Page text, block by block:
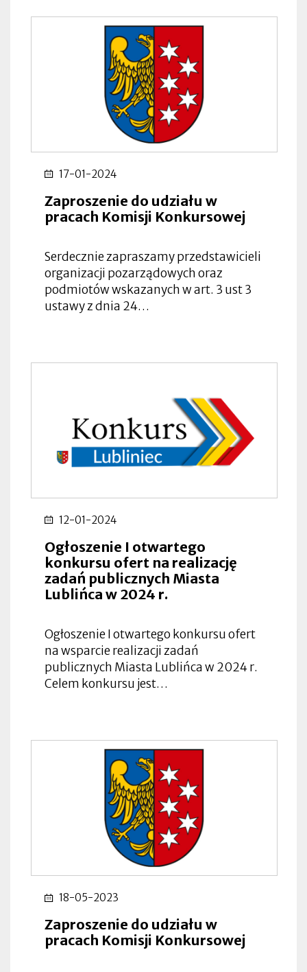
17-01-2024
Zaproszenie do udziału w
pracach Komisji Konkursowej
Serdecznie zapraszamy przedstawicieli
organizacji pozarządowych oraz
podmiotów wskazanych w art. 3 ust 3
ustawy z dnia 24…
12-01-2024
Ogłoszenie I otwartego
konkursu ofert na realizację
zadań publicznych Miasta
Lublińca w 2024 r.
Ogłoszenie I otwartego konkursu ofert
na wsparcie realizacji zadań
publicznych Miasta Lublińca w 2024 r.
Celem konkursu jest…
18-05-2023
Zaproszenie do udziału w
pracach Komisji Konkursowej